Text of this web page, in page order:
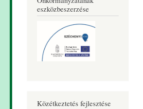
eszközbeszerzése
Közétkeztetés fejlesztése